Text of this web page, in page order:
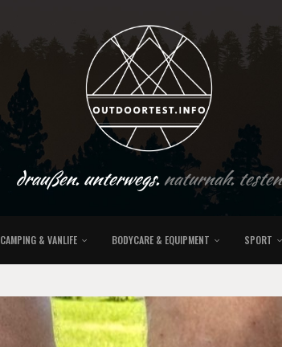
draußen. unterwegs.naturnah. testen
CAMPING & VANLIFE BODYCARE & EQUIPMENT SPORT